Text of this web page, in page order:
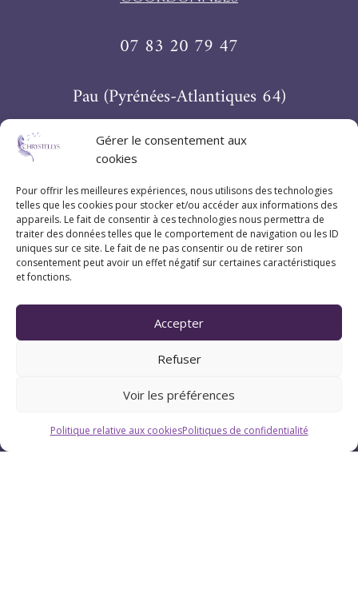
Gérer le consentement aux
cookies
Pour offrir les meilleures expériences, nous utilisons des technologies
telles que les cookies pour stocker et/ou accéder aux informations des
appareils. Le fait de consentir à ces technologies nous permettra de
traiter des données telles que le comportement de navigation ou les ID
uniques sur ce site. Le fait de ne pas consentir ou de retirer son
consentement peut avoir un effet négatif sur certaines caractéristiques
et fonctions.
Accepter
Refuser
Voir les préférences
Politique relative aux cookiesPolitiques de confidentialité
07 83 20 79 47
Pau (Pyrénées-Atlantiques 64)
Suivez Chrystellys